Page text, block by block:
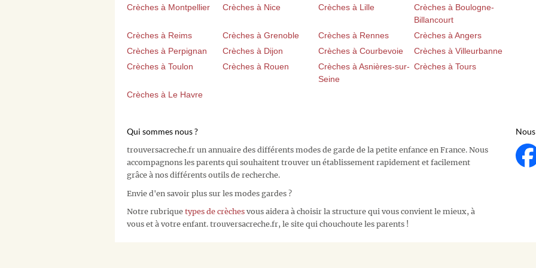
Crèches à Montpellier
Crèches à Nice Crèches à Lille
Crèches à Boulogne-
Billancourt
Crèches à Reims
Crèches à Grenoble Crèches à Rennes
Crèches à Angers
Crèches à Perpignan
Crèches à Dijon Crèches à Courbevoie
Crèches à Villeurbanne
Crèches à Toulon
Crèches à Rouen
Crèches à Asnières-sur-
Seine
Crèches à Tours
Crèches à Le Havre
Qui sommes nous ?
trouversacreche.fr un annuaire des différents modes de garde de la petite enfance en France. Nous
accompagnons les parents qui souhaitent trouver un établissement rapidement et facilement
grâce à nos différents outils de recherche.
Envie d'en savoir plus sur les modes gardes ?
Notre rubrique types de crèches vous aidera à choisir la structure qui vous convient le mieux, à
vous et à votre enfant. trouversacreche.fr, le site qui chouchoute les parents !